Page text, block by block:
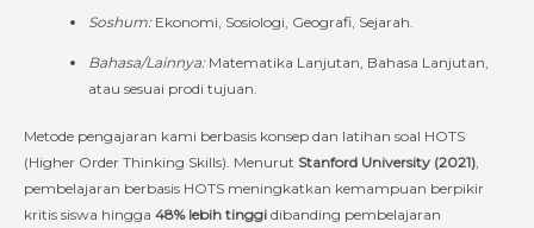
Soshum:Ekonomi, Sosiologi, Geografi, Sejarah.
Bahasa/Lainnya:Matematika Lanjutan, Bahasa Lanjutan,
atau sesuai prodi tujuan.
Metode pengajaran kami berbasis konsep dan latihan soal HOTS
(Higher Order Thinking Skills). Menurut Stanford University (2021)
pembelajaran berbasis HOTS meningkatkan kemampuan berpikir
kritis siswa hingga 48% lebih tinggi dibanding pembelajaran